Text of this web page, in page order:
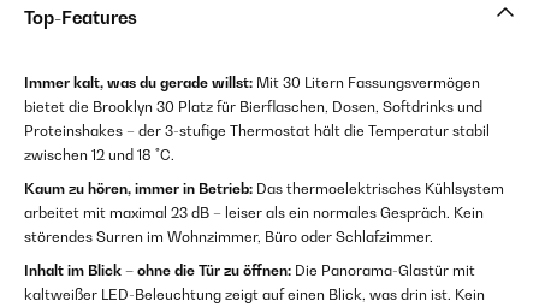
Top-Features
Immer kalt, was du gerade willst: Mit 30 Litern Fassungsvermögen
bietet die Brooklyn 30 Platz für Bierflaschen, Dosen, Softdrinks und
Proteinshakes – der 3-stufige Thermostat hält die Temperatur stabil
zwischen 12 und 18 °C.
Kaum zu hören, immer in Betrieb: Das thermoelektrisches Kühlsystem
arbeitet mit maximal 23 dB – leiser als ein normales Gespräch. Kein
störendes Surren im Wohnzimmer, Büro oder Schlafzimmer.
Inhalt im Blick – ohne die Tür zu öffnen: Die Panorama-Glastür mit
kaltweißer LED-Beleuchtung zeigt auf einen Blick, was drin ist. Kein